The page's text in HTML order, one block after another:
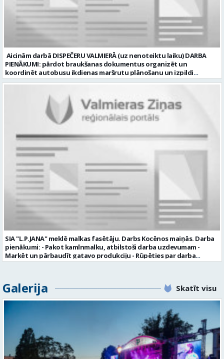
Nekustamais īpašums Pieteikto vietu skaits: 1 Līgums: Darbinieka
amats uz nenoteiktu laiku Aktuāla līdz: 2026-08-20 Kontaktpersona:
CV lūdzam sūtīt uz e-pastu: vbrugis@inbox.lv
Aicinām darbā DISPEČERU VALMIERĀ (uz nenoteiktu laiku) DARBA
PIENĀKUMI: pārdot braukšanas dokumentus organizēt un
koordinēt autobusu ikdienas maršrutu plānošanu un izpildi
nodrošināt autobusu vadītāju dienas darba uzdevumu
profesionālā izglītība augsta atbildības sajūta, precizitāte un labas
komunikācijas spējas labas iemaņas darbā ar datoru un
elektronisko kases aparātu UZŅĒMUMS PIEDĀVĀ: darbu stabilā
uzņēmumā darba laiku: maiņu grafiks (1. dežūra no plkst. 05.20 līdz
plkst. 16.20 un 2.dežūra no plkst. 12.50-21.00) darba samaksu sākot no
1100 līdz 1250 EUR (pirms nodokļu nomaksas) pilnas sociālās
garantijas veselības apdrošināšanas iespējas dinamisku un
profesionālu darba vidi apmācību pirms darba pienākumu
uzsākšanas CV ar norādi vakancei „dispečers Valmierā” iesniegt līdz
2026. gada 21. augustam (ieskaitot): sūtot elektroniski uz info@vtu-
valmiera.lv personīgi SIA „VTU Valmiera”, Reģ.nr. 40003004220,
„Brandeļi”, Brandeļi, Kocēnu pagasts, Valmieras novads, personāla
daļā darba dienās no plkst. 13:00 līdz 16:00. 2 nedēļu laikā pēc
konkursa termiņa beigām sazināsimies ar pretendentiem, kuri tiks
aicināti uz tikšanos klātienē. Informācijai: 29231565 * Iesniegtos
personas datus SIA “VTU VALMIERA” izmantos, lai konkursa kārtībā
viņa personas dati tiktu saglabāti SIA “VTU VALMIERA” iekšējā datu
bāzē ar mērķi tos apstrādāt citos SIA “VTU VALMIERA” personāla
atlases konkursos, tad pieteikumā vakancei lūdzam kandidātam
Valmiera, Valmieras nov. Darba laika veids: Summētais darba laiks
Darba veids: Darbinieka amats uz nenoteiktu laiku Slodze: Viena
vesela slodze Darbības joma: Pakalpojumi Pieteikto vietu skaits: 1
Līgums: Darbinieka amats uz nenoteiktu laiku Aktuāla līdz: 2026-08-
21 Kontaktpersona: CV ar norādi vakancei lūdzu sūtīt uz e-pastu
info@vtu-valmiera.lv vai iesniegt personīgi Izglītības līmenis:
Vispārējā vidējā izglītība
SIA "L.P.JANA" meklē malkas fasētāju. Darbs Kocēnos maiņās. Darba
pienākumi: - Pakot kamīnmalku, atbilstoši darba uzdevumam -
Marķēt un pārbaudīt gatavo produkciju - Rūpēties par darba
kvalitāti un kārtību darba vietā Prasības kandidātiem: - Laba fiziskā
padarītā) - Vienmēr laikā izmaksātu algu - Profesionālus un
atbalstošus kolēģus Lūgums CV sūtīt uz e- pastu:
SAIŅOŠANAS OPERATORS Algas izmaksas veids: Laika darba alga
Darba vietas adrese: LATVIJA, Gravas iela 2, Kocēni, Kocēnu pag.,
Valmieras nov. Slodze: Viena vesela slodze Darbības joma: Ražošana
Pieteikto vietu skaits: 2 Aktuāla līdz: 2027-09-07 Darba sākšanas
datums: 2026-08-17 Kontaktpersona: Davids Pavlovs
Galerija Skatīt visu